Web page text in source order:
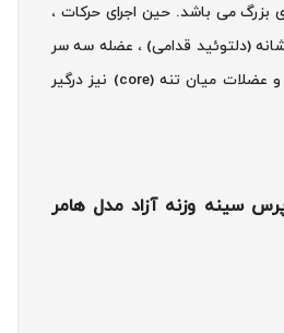
بزرگ می باشد. حین اجرای حرکات ،
(دلتوئید قدامی) ، عضله سه سر
بازو (پشت بازو) ، ساعد و عضلات میان تنه (core) نیز درگیر
سینه وزنه آزاد مدل هامر